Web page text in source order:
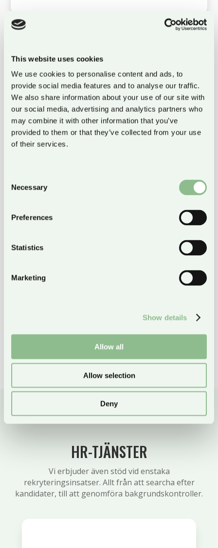
This website uses cookies
We use cookies to personalise content and ads, to
provide social media features and to analyse our traffic.
We also share information about your use of our site with
our social media, advertising and analytics partners who
may combine it with other information that you’ve
provided to them or that they’ve collected from your use
of their services.
Selection
Necessary
Preferences
Statistics
Marketing
Show details
Allow all
Allow selection
Deny
REGULATORY AFFAIRS
PROCESSOPERATÖR
VD OCH LEDARE
INGENJÖR
HR-TJÄNSTER
Vi erbjuder även stöd vid enstaka
rekryteringsinsatser. Allt från att searcha efter
kandidater, till att genomföra bakgrundskontroller.